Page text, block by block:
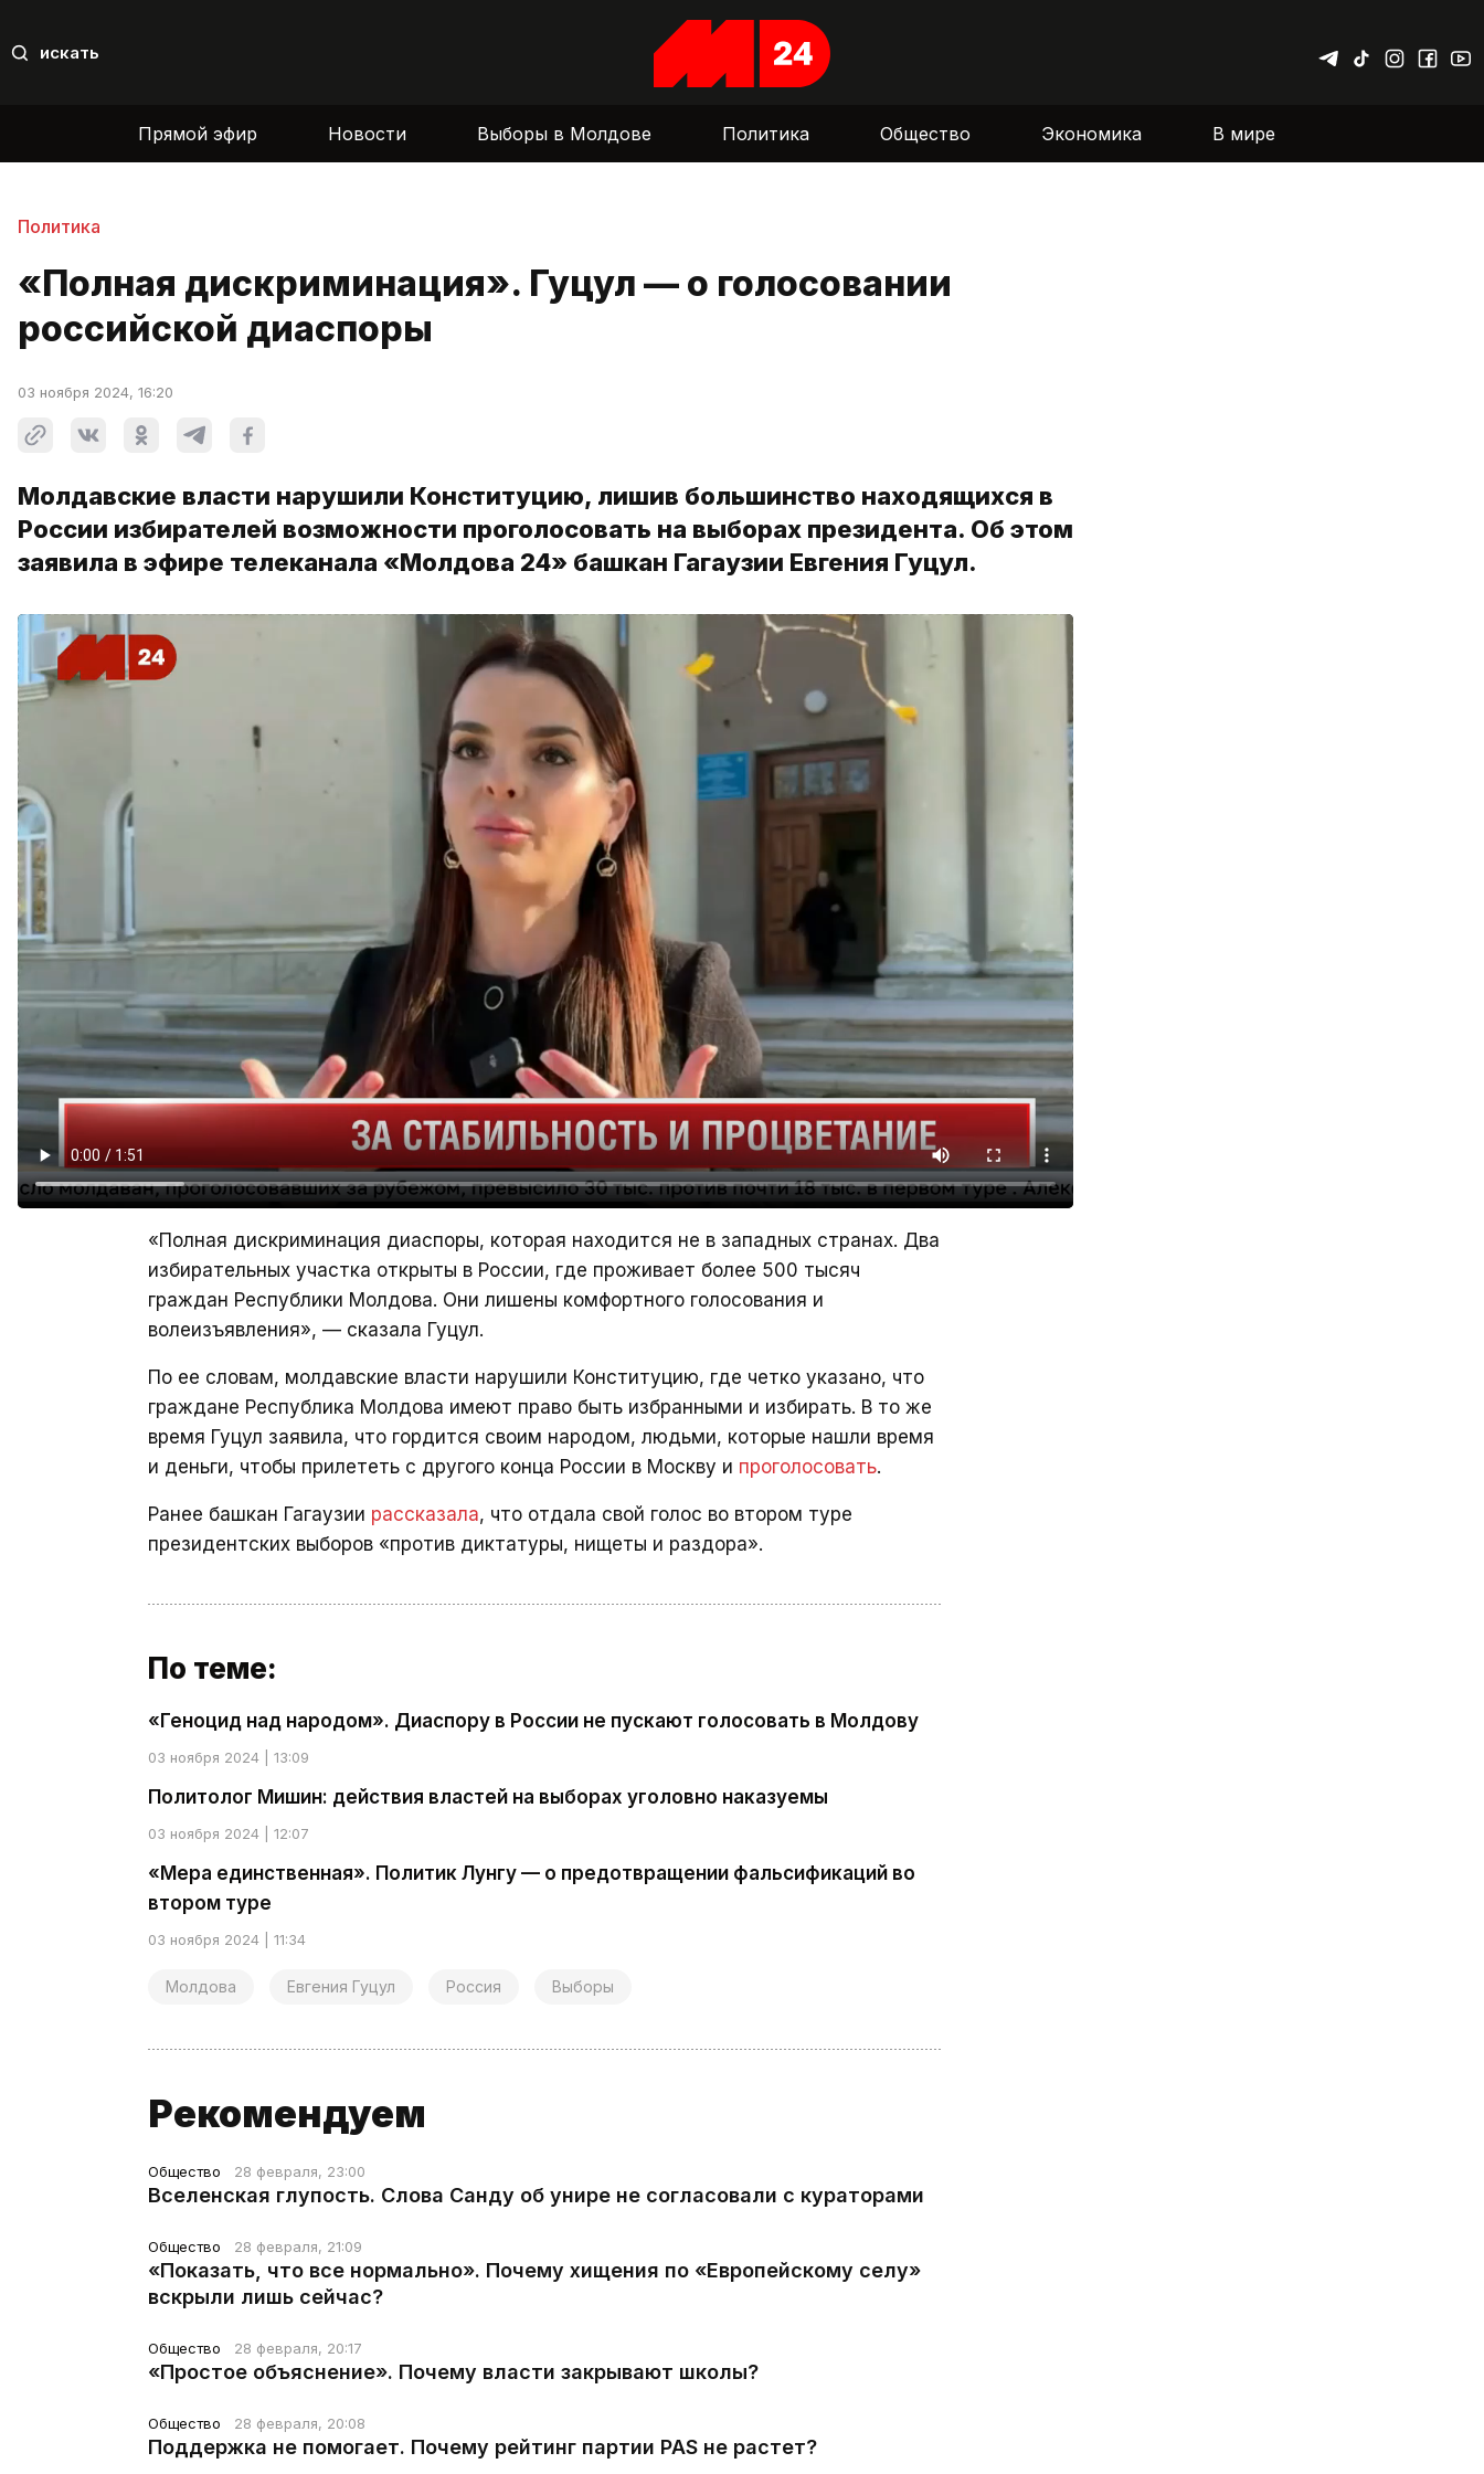
искать
Прямой эфир Новости Выборы в Молдове Политика Общество Экономика В мире
Политика
«Полная дискриминация». Гуцул — о голосовании
российской диаспоры
03 ноября 2024, 16:20
Молдавские власти нарушили Конституцию, лишив большинство находящихся в
России избирателей возможности проголосовать на выборах президента. Об этом
заявила в эфире телеканала «Молдова 24» башкан Гагаузии Евгения Гуцул.
«Полная дискриминация диаспоры, которая находится не в западных странах. Два
избирательных участка открыты в России, где проживает более 500 тысяч
граждан Республики Молдова. Они лишены комфортного голосования и
волеизъявления», — сказала Гуцул.
По ее словам, молдавские власти нарушили Конституцию, где четко указано, что
граждане Республика Молдова имеют право быть избранными и избирать. В то же
время Гуцул заявила, что гордится своим народом, людьми, которые нашли время
и деньги, чтобы прилететь с другого конца России в Москву и проголосовать.
Ранее башкан Гагаузии рассказала, что отдала свой голос во втором туре
президентских выборов «против диктатуры, нищеты и раздора».
По теме:
«Геноцид над народом». Диаспору в России не пускают голосовать в Молдову
03 ноября 2024 | 13:09
Политолог Мишин: действия властей на выборах уголовно наказуемы
03 ноября 2024 | 12:07
«Мера единственная». Политик Лунгу — о предотвращении фальсификаций во
втором туре
03 ноября 2024 | 11:34
Молдова Евгения Гуцул Россия Выборы
Рекомендуем
Общество 28 февраля, 23:00
Вселенская глупость. Слова Санду об унире не согласовали с кураторами
Общество 28 февраля, 21:09
«Показать, что все нормально». Почему хищения по «Европейскому селу»
вскрыли лишь сейчас?
Общество 28 февраля, 20:17
«Простое объяснение». Почему власти закрывают школы?
Общество 28 февраля, 20:08
Поддержка не помогает. Почему рейтинг партии PAS не растет?